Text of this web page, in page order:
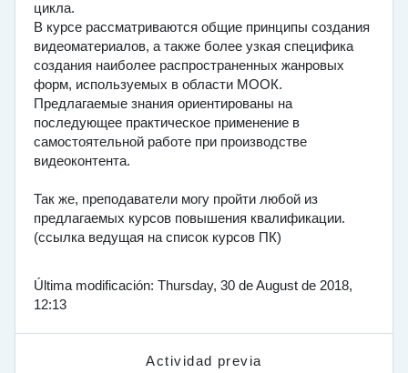
цикла.
В курсе рассматриваются общие принципы создания
видеоматериалов, а также более узкая специфика
создания наиболее распространенных жанровых
форм, используемых в области МООК.
Предлагаемые знания ориентированы на
последующее практическое применение в
самостоятельной работе при производстве
видеоконтента.
Так же, преподаватели могу пройти любой из
предлагаемых курсов повышения квалификации.
(ссылка ведущая на список курсов ПК)
Última modificación: Thursday, 30 de August de 2018,
12:13
Actividad previa